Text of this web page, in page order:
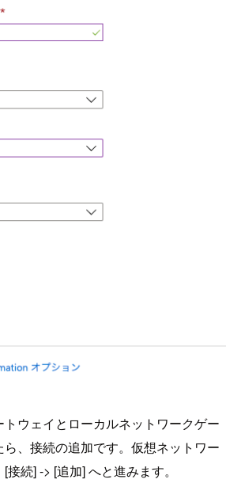
ウェイとローカルネットワークゲー
ら、接続の追加です。仮想ネットワー
続] -> [追加] へと進みます。